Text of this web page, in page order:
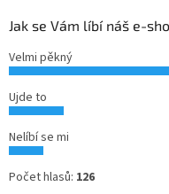
Jak se Vám líbí náš e-
Velmi pěkný
Ujde to
Nelíbí se mi
Počet hlasů: 126